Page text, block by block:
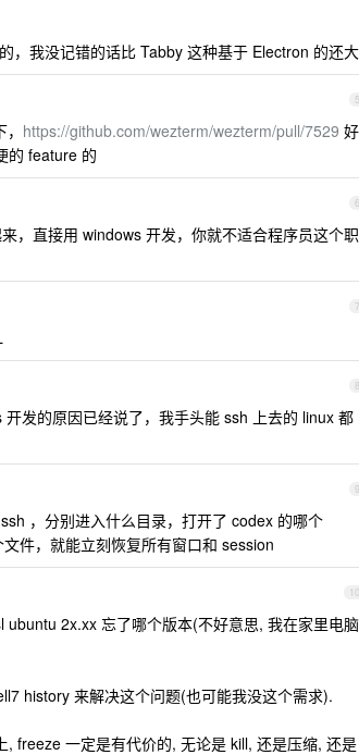
，我没记错的话比 Tabby 这种基于 Electron 的还大
5
https://github.com/wezterm/wezterm/pull/7529 好
的 feature 的
6
，直接用 windows 开发，你就不适合程序员这个职
7
8
发的原因已经说了，我手头能 ssh 上去的 linux 都
9
，分别进入什么目录，打开了 codex 的哪个
件，就能立刻恢复所有窗口和 session
10
2x.xx 忘了哪个版本(不好意思, 我在家里电脑
history 来解决这个问题(也可能我没这个需求).
freeze 一定是有代价的, 无论是 kill, 还是压缩, 还是